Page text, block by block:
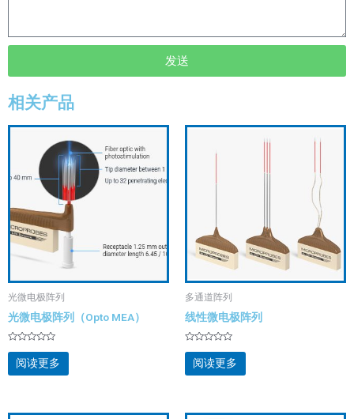
发送
相关产品
光微电极阵列
光微电极阵列（Opto MEA）
评
分
&sol;
阅读更多
多通道阵列
线性微电极阵列
评
分
&sol;
阅读更多